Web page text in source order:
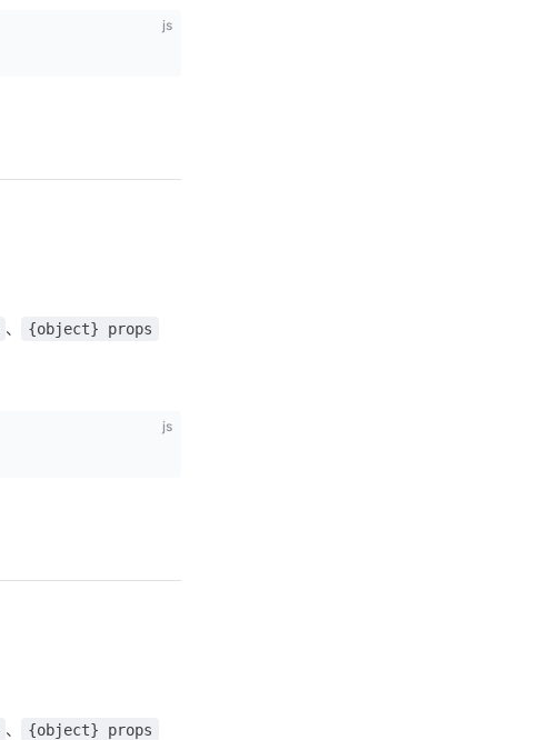
js
、 {object} props
js
、 {object} props